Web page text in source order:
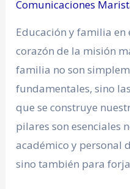
Comunicaciones
Educación y familia en
corazón de la misión
familia no son
fundamentales, sino
que se construye
pilares son esenciales
académico y personal
sino también para